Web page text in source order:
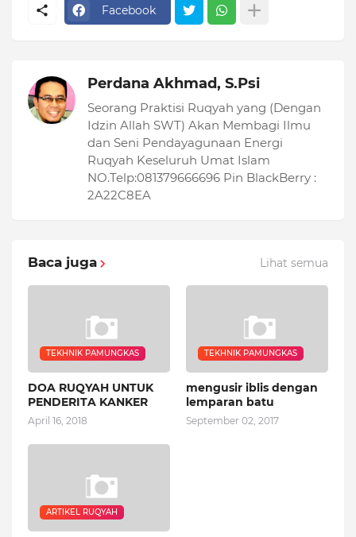
Facebook
Perdana Akhmad, S.Psi
Seorang Praktisi Ruqyah yang (Dengan
Idzin Allah SWT) Akan Membagi Ilmu
dan Seni Pendayagunaan Energi
Ruqyah Keseluruh Umat Islam
NO.Telp:081379666696 Pin BlackBerry :
2A22C8EA
Baca juga Lihat semua
TEKHNIK PAMUNGKAS
DOA RUQYAH UNTUK
PENDERITA KANKER
April 16, 2018
TEKHNIK PAMUNGKAS
mengusir iblis dengan
lemparan batu
September 02, 2017
ARTIKEL RUQYAH